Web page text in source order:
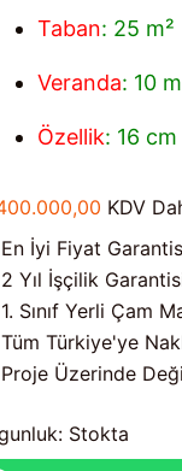
Taban: 25 m²
Veranda: 10
Özellik: 16
KDV
En İyi Fiyat
2 Yıl İşçilik
1. Sınıf Yerli Çam
Tüm Türkiye'ye
Proje Üzerinde
Stokta